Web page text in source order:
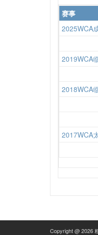
赛事
2025WCA
2019WCA
2018WCA
2017WCA
Copyright @ 2026